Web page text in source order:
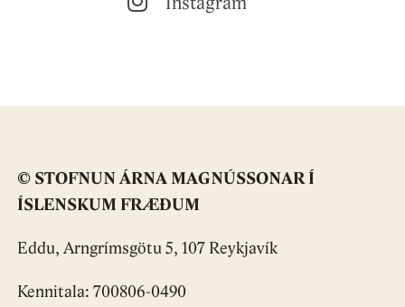
Instagram
© STOFNUN ÁRNA MAGNÚSSONAR Í
ÍSLENSKUM FRÆÐUM
Eddu, Arngrímsgötu 5, 107 Reykjavík
Kennitala: 700806-0490